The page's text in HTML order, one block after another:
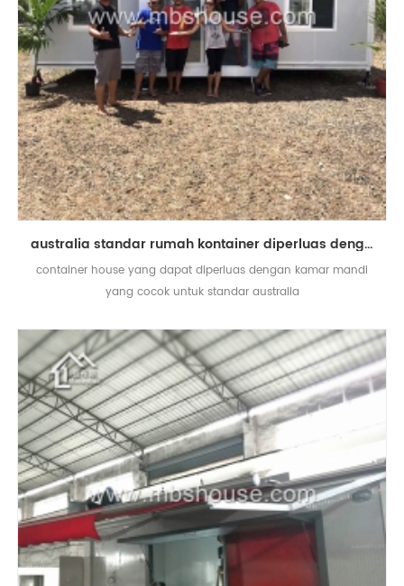
australia standar rumah kontainer diperluas dengan kamar mandi
container house yang dapat diperluas dengan kamar mandi
yang cocok untuk standar australia